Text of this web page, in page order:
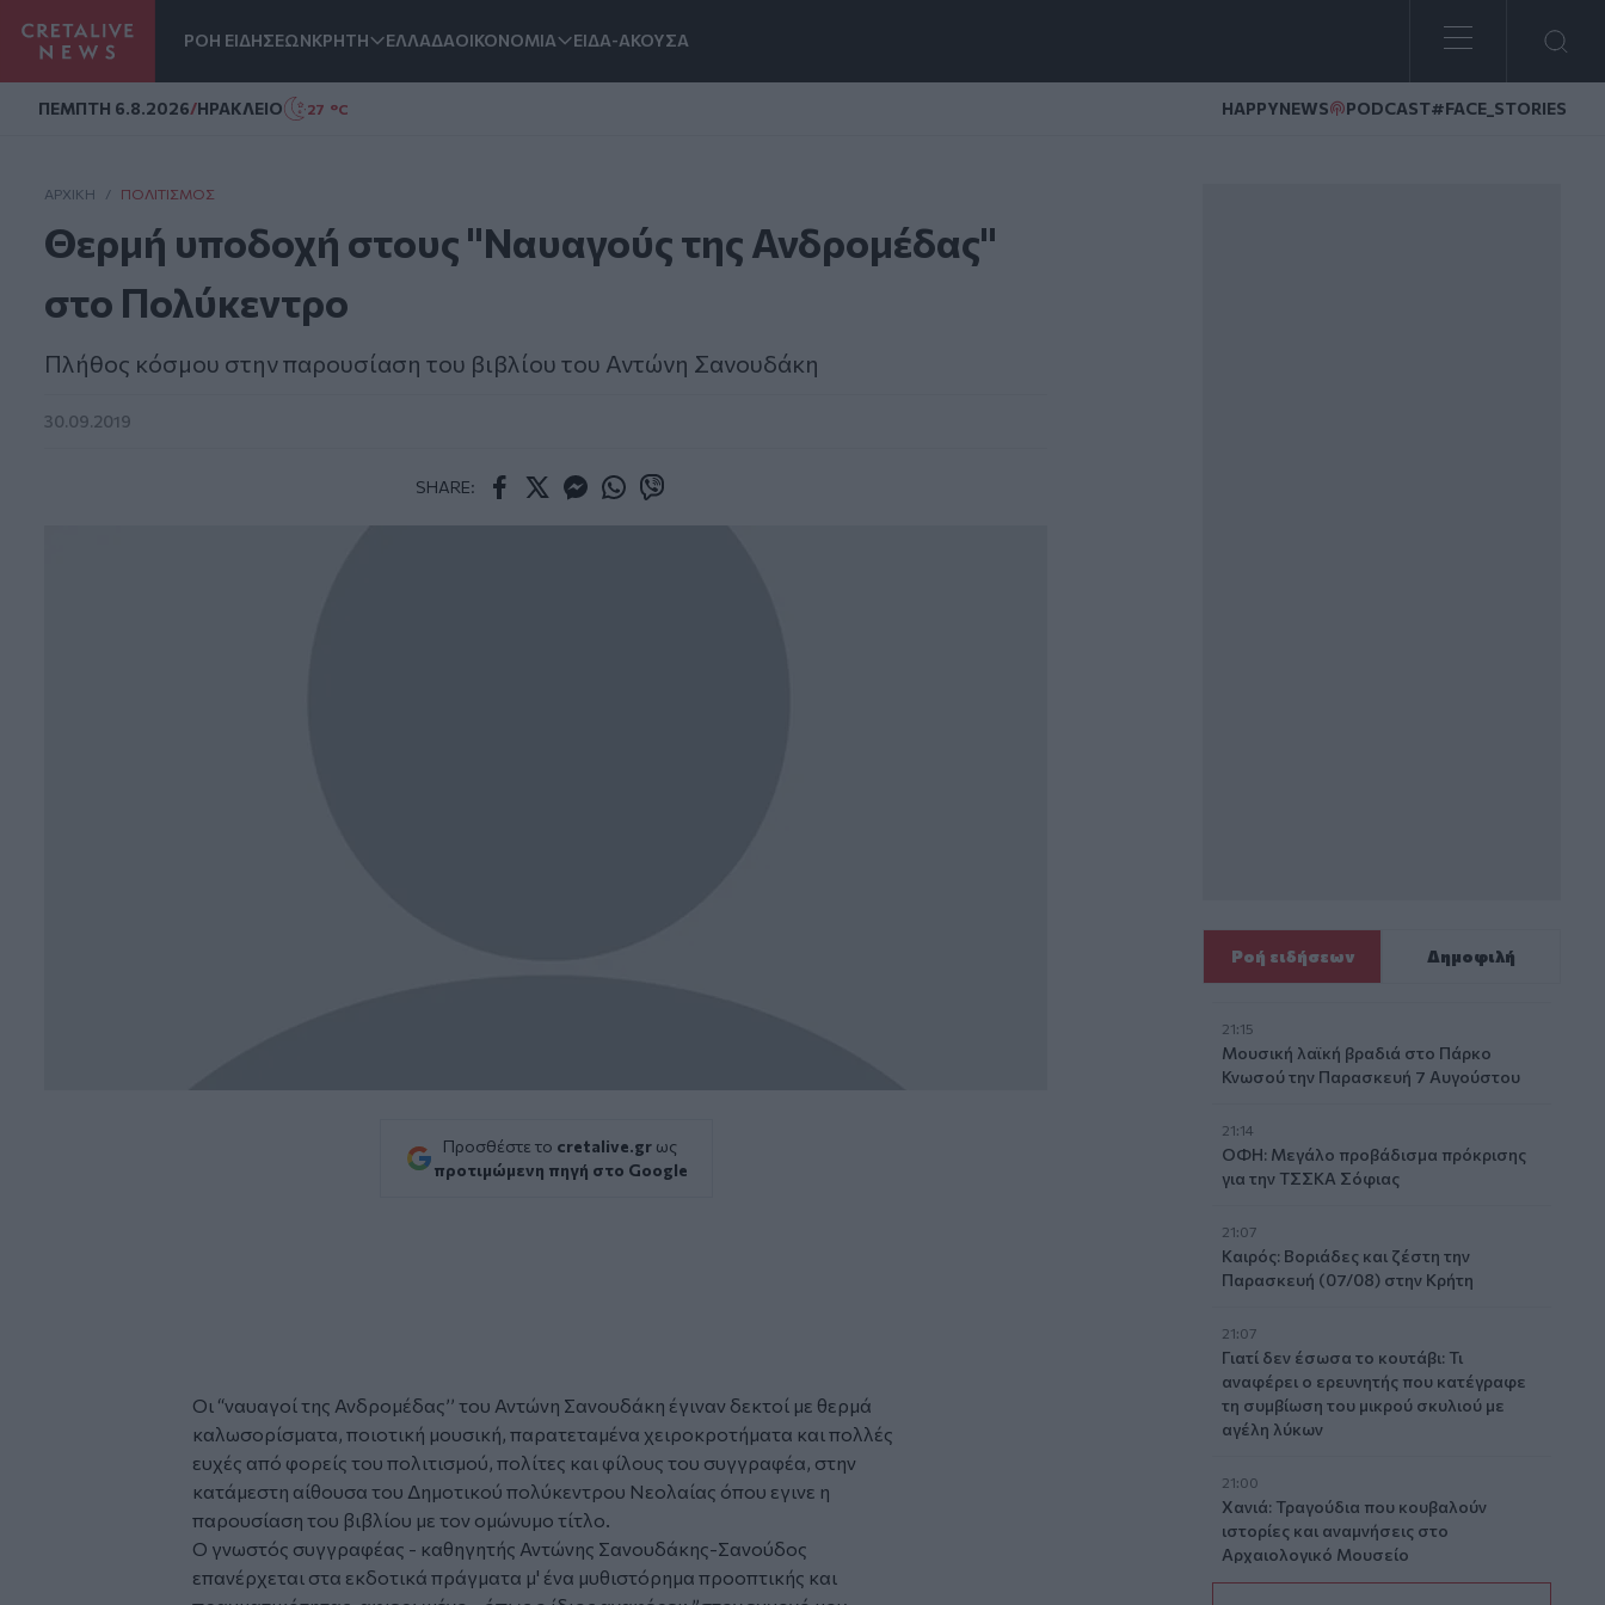
ΡΟΗ ΕΙΔΗΣΕΩΝΚΡΗΤΗ ΕΛΛΑΔΑΟΙΚΟΝΟΜΙΑ ΕΙΔΑ-ΑΚΟΥΣΑ
ΠΕΜΠΤΗ 6.8.2026/ΗΡΑΚΛΕΙΟ 27 °C HAPPYNEWS PODCAST#FACE_STORIES
ΑΡΧΙΚΗ / ΠΟΛΙΤΙΣΜΌΣ
Θερμή υποδοχή στους "Ναυαγούς της Ανδρομέδας"
στο Πολύκεντρο
Πλήθος κόσμου στην παρουσίαση του βιβλίου του Αντώνη Σανουδάκη
30.09.2019
SHARE:
Προσθέστε το cretalive.gr ως
προτιμώμενη πηγή στο Google
Οι “ναυαγοί της Ανδρομέδας’’ του Αντώνη Σανουδάκη έγιναν δεκτοί με θερμά
καλωσορίσματα, ποιοτική μουσική, παρατεταμένα χειροκροτήματα και πολλές
ευχές από φορείς του πολιτισμού, πολίτες και φίλους του συγγραφέα, στην
κατάμεστη αίθουσα του Δημοτικού πολύκεντρου Νεολαίας όπου εγινε η
παρουσίαση του βιβλίου με τον ομώνυμο τίτλο.
Ο γνωστός συγγραφέας - καθηγητής Αντώνης Σανουδάκης-Σανούδος
επανέρχεται στα εκδοτικά πράγματα μ' ένα μυθιστόρημα προοπτικής και
Ροή ειδήσεων Δημοφιλή
21:15
Μουσική λαϊκή βραδιά στο Πάρκο
Κνωσού την Παρασκευή 7 Αυγούστου
21:14
ΟΦΗ: Μεγάλο προβάδισμα πρόκρισης
για την ΤΣΣΚΑ Σόφιας
21:07
Καιρός: Βοριάδες και ζέστη την
Παρασκευή (07/08) στην Κρήτη
21:07
Γιατί δεν έσωσα το κουτάβι: Τι
αναφέρει ο ερευνητής που κατέγραφε
τη συμβίωση του μικρού σκυλιού με
αγέλη λύκων
21:00
Χανιά: Τραγούδια που κουβαλούν
ιστορίες και αναμνήσεις στο
Αρχαιολογικό Μουσείο